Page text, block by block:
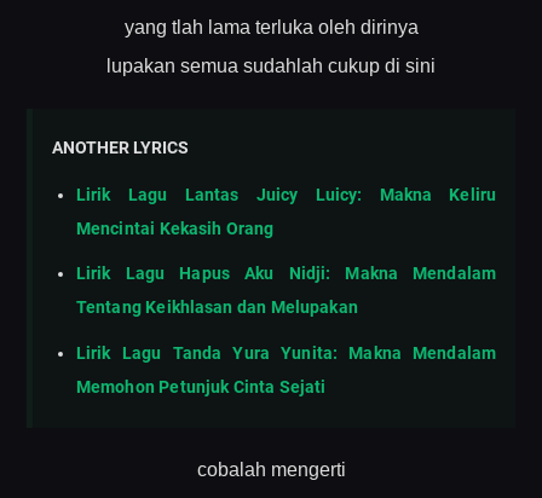
yang tlah lama terluka oleh dirinya
lupakan semua sudahlah cukup di sini
ANOTHER LYRICS
Lirik Lagu Lantas Juicy Luicy: Makna Keliru
Mencintai Kekasih Orang
Lirik Lagu Hapus Aku Nidji: Makna Mendalam
Tentang Keikhlasan dan Melupakan
Lirik Lagu Tanda Yura Yunita: Makna Mendalam
Memohon Petunjuk Cinta Sejati
cobalah mengerti